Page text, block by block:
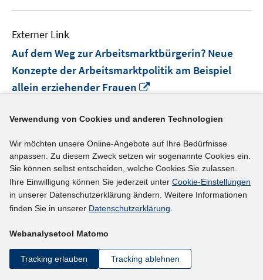
Externer Link
Auf dem Weg zur Arbeitsmarktbürgerin? Neue
Konzepte der Arbeitsmarktpolitik am Beispiel
allein erziehender Frauen
Fenster
Quelle: Projektinformation in SOFIS
mehr Informationen
Externer Link
Teilarbeitsmärkte
neuem
Fenster
ISO Institut für Sozialforschung und Sozialwirtschaft
Verwendung von Cookies und anderen Technologien
Wir möchten unsere Online-Angebote auf Ihre Bedürfnisse
anpassen. Zu diesem Zweck setzen wir sogenannte Cookies ein.
Sie können selbst entscheiden, welche Cookies Sie zulassen.
Ihre Einwilligung können Sie jederzeit unter Cookie-Einstellungen
in unserer Datenschutzerklärung ändern. Weitere Informationen
finden Sie in unserer Datenschutzerklärung.
Webanalysetool Matomo
Tracking erlauben Tracking ablehnen